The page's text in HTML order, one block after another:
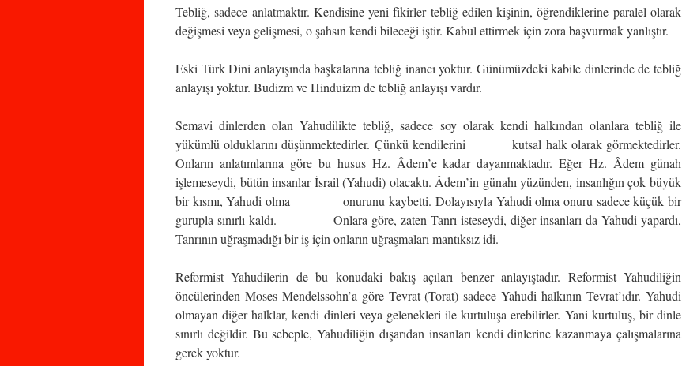
Tebliğ, sadece anlatmaktır. Kendisine yeni fikirler tebliğ edilen kişinin, öğrendiklerine paralel olarak
değişmesi veya gelişmesi, o şahsın kendi bileceği iştir. Kabul ettirmek için zora başvurmak yanlıştır.
Eski Türk Dini anlayışında başkalarına tebliğ inancı yoktur. Günümüzdeki kabile dinlerinde de tebliğ
anlayışı yoktur. Budizm ve Hinduizm de tebliğ anlayışı vardır.
Semavi dinlerden olan Yahudilikte tebliğ, sadece soy olarak kendi halkından olanlara tebliğ ile
yükümlü olduklarını düşünmektedirler. Çünkü kendilerini kutsal halk olarak görmektedirler.
Onların anlatımlarına göre bu husus Hz. Âdem’e kadar dayanmaktadır. Eğer Hz. Âdem günah
işlemeseydi, bütün insanlar İsrail (Yahudi) olacaktı. Âdem’in günahı yüzünden, insanlığın çok büyük
bir kısmı, Yahudi olma onurunu kaybetti. Dolayısıyla Yahudi olma onuru sadece küçük bir
gurupla sınırlı kaldı. Onlara göre, zaten Tanrı isteseydi, diğer insanları da Yahudi yapardı,
Tanrının uğraşmadığı bir iş için onların uğraşmaları mantıksız idi.
Reformist Yahudilerin de bu konudaki bakış açıları benzer anlayıştadır. Reformist Yahudiliğin
öncülerinden Moses Mendelssohn’a göre Tevrat (Torat) sadece Yahudi halkının Tevrat’ıdır. Yahudi
olmayan diğer halklar, kendi dinleri veya gelenekleri ile kurtuluşa erebilirler. Yani kurtuluş, bir dinle
sınırlı değildir. Bu sebeple, Yahudiliğin dışarıdan insanları kendi dinlerine kazanmaya çalışmalarına
gerek yoktur.